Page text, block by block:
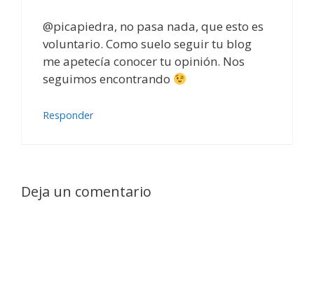
@picapiedra, no pasa nada, que esto es
voluntario. Como suelo seguir tu blog
me apetecía conocer tu opinión. Nos
seguimos encontrando
Responder
Deja un comentario